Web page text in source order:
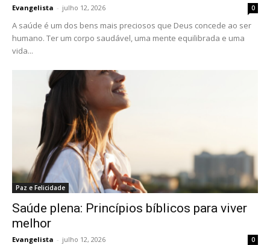
Evangelista - julho 12, 2026 0
A saúde é um dos bens mais preciosos que Deus concede ao ser
humano. Ter um corpo saudável, uma mente equilibrada e uma
vida...
Paz e Felicidade
Saúde plena: Princípios bíblicos para viver
melhor
Evangelista - julho 12, 2026 0